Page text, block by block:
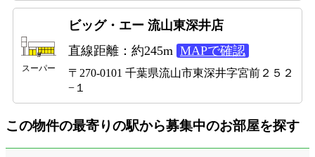
スーパー
ビッグ・エー 流山東深井店
直線距離：約245m MAPで確認
〒270-0101 千葉県流山市東深井字宮前２５２
−１
この物件の最寄りの駅から募集中のお部屋を探す